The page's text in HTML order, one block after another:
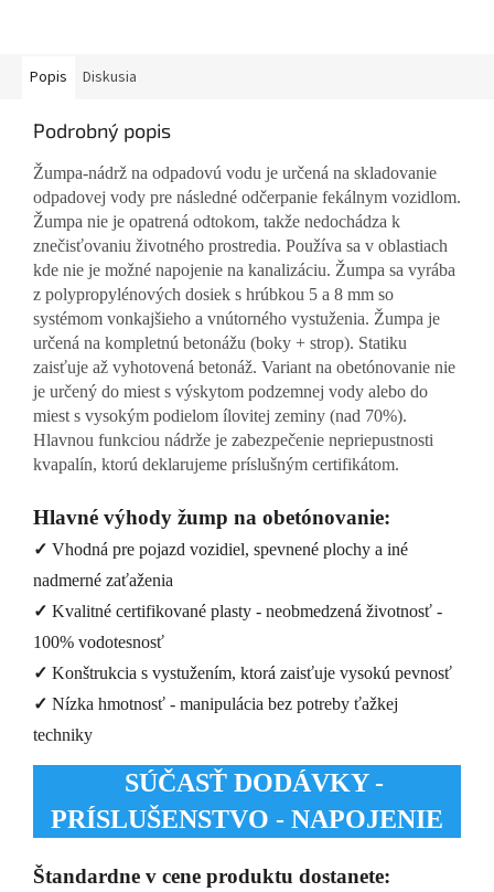
Popis Diskusia
Podrobný popis
Žumpa-nádrž na odpadovú vodu je určená na skladovanie
odpadovej vody pre následné odčerpanie fekálnym vozidlom.
Žumpa nie je opatrená odtokom, takže nedochádza k
znečisťovaniu životného prostredia. Používa sa v oblastiach
kde nie je možné napojenie na kanalizáciu. Žumpa sa vyrába
z polypropylénových dosiek s hrúbkou 5 a 8 mm so
systémom vonkajšieho a vnútorného vystuženia. Žumpa je
určená na kompletnú betonážu (boky + strop). Statiku
zaisťuje až vyhotovená betonáž. Variant na obetónovanie nie
je určený do miest s výskytom podzemnej vody alebo do
miest s vysokým podielom ílovitej zeminy (nad 70%).
Hlavnou funkciou nádrže je zabezpečenie nepriepustnosti
kvapalín, ktorú deklarujeme príslušným certifikátom.
Hlavné výhody žump na obetónovanie:
✓ Vhodná pre pojazd vozidiel, spevnené plochy a iné
nadmerné zaťaženia
✓ Kvalitné certifikované plasty - neobmedzená životnosť -
100% vodotesnosť
✓ Konštrukcia s vystužením, ktorá zaisťuje vysokú pevnosť
✓ Nízka hmotnosť - manipulácia bez potreby ťažkej
techniky
SÚČASŤ DODÁVKY -
PRÍSLUŠENSTVO - NAPOJENIE
Štandardne v cene produktu dostanete: